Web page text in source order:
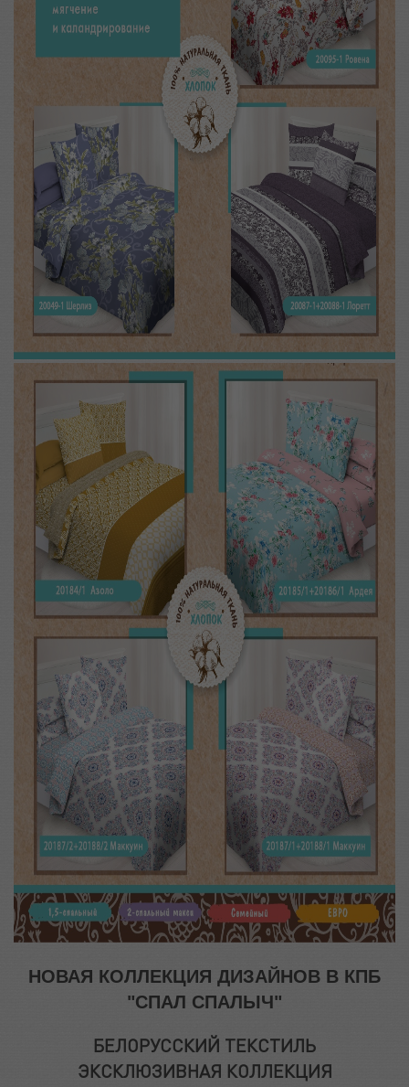
НОВАЯ КОЛЛЕКЦИЯ ДИЗАЙНОВ В КПБ
"СПАЛ СПАЛЫЧ"
БЕЛОРУССКИЙ ТЕКСТИЛЬ
ЭКСКЛЮЗИВНАЯ КОЛЛЕКЦИЯ